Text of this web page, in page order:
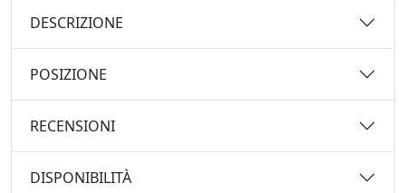
DESCRIZIONE
POSIZIONE
RECENSIONI
DISPONIBILITÀ